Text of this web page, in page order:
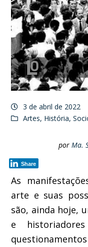
3 de abril de 2022
Artes, História,
por Ma.
Share
As
arte e suas
são, ainda hoje,
e